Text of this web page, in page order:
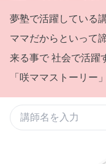
夢塾で活躍している
ママだからといって
来る事で 社会で活躍
「咲ママストーリー